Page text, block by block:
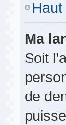
Haut
Ma
Soit
de